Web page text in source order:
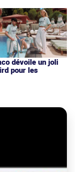
dévoile un joli
pour les